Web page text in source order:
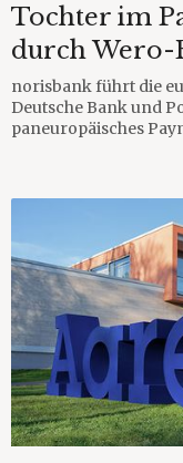
Tochter im
durch
norisbank führt die
Deutsche Bank und
paneuropäisches